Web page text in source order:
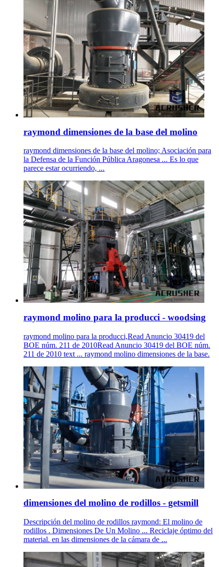
raymond dimensiones de la base del molino
raymond dimensiones de la base del molino; Asociación para
la Defensa de la Función Pública Aragonesa ... Es lo que
parece estar ocurriendo, ...
raymond molino para la producci - woodsing
raymond molino para la producci,Read Anuncio 30419 del
BOE núm. 211 de 2010Read Anuncio 30419 del BOE núm.
211 de 2010 text ... raymond molino dimensiones de la base.
dimensiones del molino de rodillos - getsmill
Descripción del molino de rodillos raymond: El molino de
rodillos . Dimensiones De Un Molino ... Reciclaje óptimo del
material. en las dimensiones de la cámara de ...